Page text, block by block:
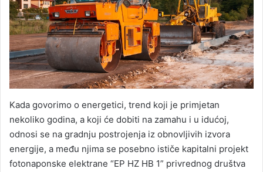
Kada govorimo o energetici, trend koji je primjetan
nekoliko godina, a koji će dobiti na zamahu i u idućoj,
odnosi se na gradnju postrojenja iz obnovljivih izvora
energije, a među njima se posebno ističe kapitalni projekt
fotonaponske elektrane “EP HZ HB 1” privrednog društva